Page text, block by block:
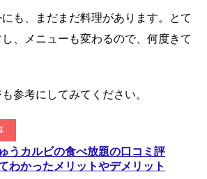
も、まだまだ料理があります。とて
、メニューも変わるので、何度きて
参考にしてみてください。
うカルビの食べ放題の口コミ評
わかったメリットやデメリット